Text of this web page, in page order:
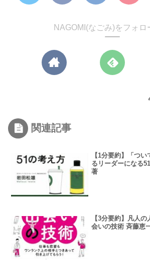
NAGOMI(なごみ)をフォロ
関連記事
【1分要約】「つ
るリーダーになる
著
【3分要約】凡人
会いの技術 斉藤恵